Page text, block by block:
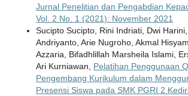
Jurnal Penelitian dan Pengabdian
Vol. 2 No. 1 (2021): November 2021
Sucipto Sucipto, Rini Indriati, Dwi
Andriyanto, Arie Nugroho, Akmal
Azzaria, Bifadhlillah Marsheila Islami,
Ari Kurniawan, Pelatihan Penggunaan
Pengembang Kurikulum dalam
Presensi Siswa pada SMK PGRI 2